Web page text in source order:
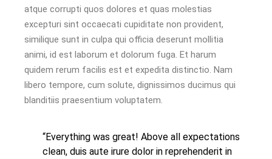
atque corrupti quos dolores et quas molestias
excepturi sint occaecati cupiditate non provident,
similique sunt in culpa qui officia deserunt mollitia
animi, id est laborum et dolorum fuga. Et harum
quidem rerum facilis est et expedita distinctio. Nam
libero tempore, cum solute, dignissimos ducimus qui
blanditiis praesentium voluptatem.
“Everything was great! Above all expectations
clean, duis aute irure dolor in reprehenderit in